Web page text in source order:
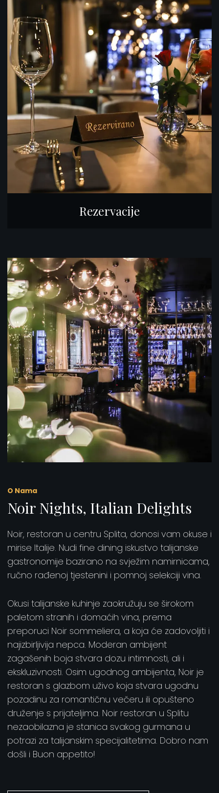
Rezervacije
O Nama
Noir Nights, Italian Delights
Noir, restoran u centru Splita, donosi vam okuse i
mirise Italije. Nudi fine dining iskustvo talijanske
gastronomije bazirano na svježim namirnicama,
ručno rađenoj tjestenini i pomnoj selekciji vina.
Okusi talijanske kuhinje zaokružuju se širokom
paletom stranih i domaćih vina, prema
preporuci Noir sommeliera, a koja će zadovoljiti i
najizbirljivija nepca. Moderan ambijent
zagašenih boja stvara dozu intimnosti, ali i
ekskluzivnosti. Osim ugodnog ambijenta, Noir je
restoran s glazbom uživo koja stvara ugodnu
pozadinu za romantičnu večeru ili opušteno
druženje s prijateljima. Noir restoran u Splitu
nezaobilazna je stanica svakog gurmana u
potrazi za talijanskim specijalitetima. Dobro nam
došli i Buon appetito!